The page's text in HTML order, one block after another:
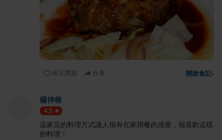
表示讚賞 分享 開啟食記›
楊仲格
4.5
這家店的料理方式讓人很有在家用餐的感覺，很喜歡這樣
的料理！